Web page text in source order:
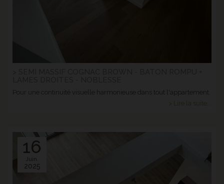
Pour une continuité visuelle harmonieuse dans tout l'appartement.
> Lire la suite...
16
Juin.
2025